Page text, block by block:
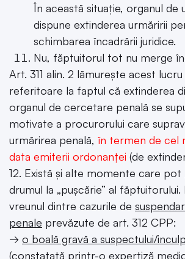
În această situație, organul de
dispune extinderea urmăririi
schimbarea încadrării juridice.
Nu, făptuitorul tot nu merge
Art. 311 alin. 2 lămurește acest
referitoare la faptul că extinderea
organul de cercetare penală se
motivate a procurorului care
urmărirea penală, în termen de cel
data emiterii ordonanței (de
12. Există și alte momente care pot
drumul la „pușcărie” al
vreunul dintre cazurile de
penale prevăzute de art. 312 CPP:
→ o boală gravă a suspectului/
(constatată printr-o expertiză